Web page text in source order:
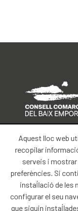
SOBRE
Inici
Contacte
Aquest lloc web
recopilar
serveis i
preferències. Si
instal·lació de
configurar el seu
que siguin